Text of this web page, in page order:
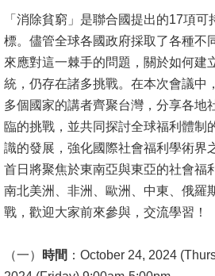
深
耕
辦
法
及
文
件
心
輔
學
「消除貧窮」是聯合國提出的17項可
標。儘管全球各國政府採取了各種不
來應對這一棘手的問題，關於如何建
統，仍存在諸多挑戰。在本次會議中
多個國家的講者齊聚台灣，分享各地
臨的挑戰，並共同探討全球福利體制
識的發展，強化國際社會福利學術界
首日將聚焦於東南亞與東亞的社會福
南北美洲、非洲、歐洲、中東、俄羅
戰，歡迎大家前來參與，交流學習！
（一） 時間 ：October 24, 2024